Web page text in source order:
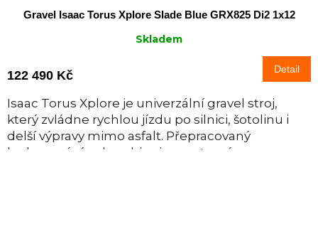
Gravel Isaac Torus Xplore Slade Blue GRX825 Di2 1x12
Skladem
122 490 Kč Detail
Isaac Torus Xplore je univerzální gravel stroj,
který zvládne rychlou jízdu po silnici, šotolinu i
delší výpravy mimo asfalt. Přepracovaný
karbonový rám kombinuje sportovní...